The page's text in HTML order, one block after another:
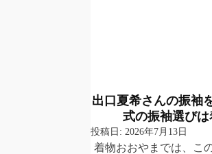
出口夏希さんの振袖
式の振袖選び
投稿日: 2026年7月13日
着物おおやまでは、こ